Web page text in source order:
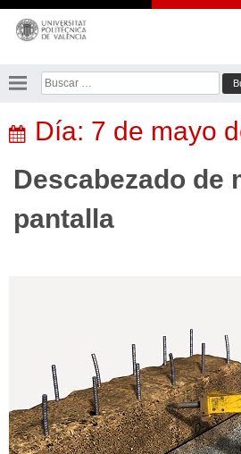
Saltar
contenido
Buscar:
Día: 7 de mayo
Descabezado de
pantalla